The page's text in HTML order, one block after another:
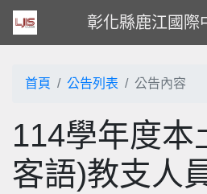
彰化縣鹿江國際
首頁 公告列表 公告內容
114學年度本
客語)教支人